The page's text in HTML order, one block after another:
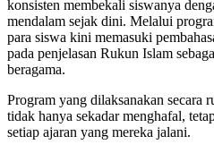
konsisten membekali siswanya
mendalam sejak dini. Melalui
para siswa kini memasuki
pada penjelasan Rukun Islam
beragama.
Program yang dilaksanakan secara
tidak hanya sekadar menghafal,
setiap ajaran yang mereka jalani.